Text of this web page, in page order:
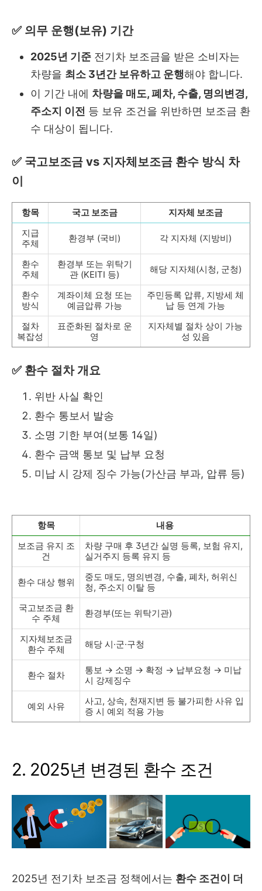
✅ 의무 운행(보유) 기간
2025년 기준 전기차 보조금을 받은 소비자는
차량을 최소 3년간 보유하고 운행해야 합니다.
이 기간 내에 차량을 매도, 폐차, 수출, 명의변경,
주소지 이전 등 보유 조건을 위반하면 보조금 환
수 대상이 됩니다.
✅ 국고보조금 vs 지자체보조금 환수 방식 차
이
항목 국고 보조금
지자체 보조금
지급
주체
환경부 (국비) 각 지자체 (지방비)
환수
주체
환경부 또는 위탁기
관 (KEITI 등)
해당 지자체(시청, 군청)
환수
방식
계좌이체 요청 또는
예금압류 가능
주민등록 압류, 지방세 체
납 등 연계 가능
절차
복잡성
표준화된 절차로 운
영
지자체별 절차 상이 가능
성 있음
✅ 환수 절차 개요
위반 사실 확인
환수 통보서 발송
소명 기한 부여(보통 14일)
환수 금액 통보 및 납부 요청
미납 시 강제 징수 가능(가산금 부과, 압류 등)
항목
내용
보조금 유지 조
건
차량 구매 후 3년간 실명 등록, 보험 유지,
실거주지 등록 유지 등
환수 대상 행위
중도 매도, 명의변경, 수출, 폐차, 허위신
청, 주소지 이탈 등
국고보조금 환
수 주체
환경부(또는 위탁기관)
지자체보조금
환수 주체
해당 시·군·구청
환수 절차
통보 → 소명 → 확정 → 납부요청 → 미납
시 강제징수
예외 사유
사고, 상속, 천재지변 등 불가피한 사유 입
증 시 예외 적용 가능
2. 2025년 변경된 환수 조건
2025년 전기차 보조금 정책에서는 환수 조건이 더